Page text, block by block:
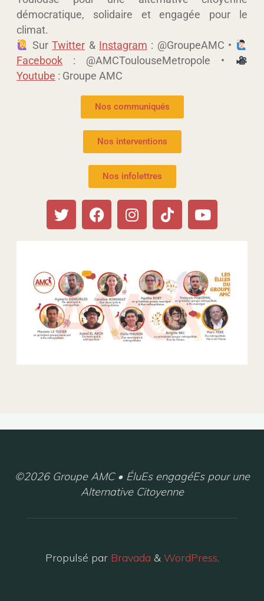
démocratique, solidaire et engagée pour le
climat.
SurTwitter & Instagram : @GroupeAMC •
Facebook : @AMCToulouseMetropole •
Youtube : Groupe AMC
Nos communiqués
Nos interventions
Nos infolettres
©2026 Groupe AMC • ÉluEs engagéEs pour une
Alternative Citoyenne
Propulsé parBravada & WordPress